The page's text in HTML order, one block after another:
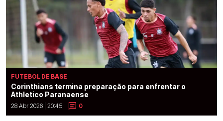
FUTEBOL DE BASE
Corinthians termina preparação para enfrentar o
Athletico Paranaense
28 Abr 2026 | 20:45 0